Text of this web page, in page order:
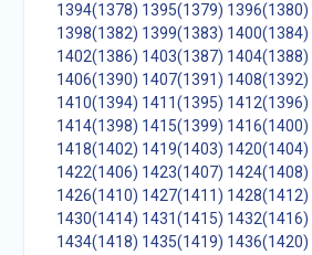
1394(1378) 1395(1379) 1396(1380)
1398(1382) 1399(1383) 1400(1384)
1402(1386) 1403(1387) 1404(1388)
1406(1390) 1407(1391) 1408(1392)
1410(1394) 1411(1395) 1412(1396)
1414(1398) 1415(1399) 1416(1400)
1418(1402) 1419(1403) 1420(1404)
1422(1406) 1423(1407) 1424(1408)
1426(1410) 1427(1411) 1428(1412)
1430(1414) 1431(1415) 1432(1416)
1434(1418) 1435(1419) 1436(1420)